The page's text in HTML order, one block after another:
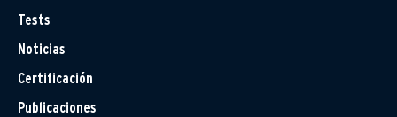
Tests
Noticias
Certificación
Publicaciones